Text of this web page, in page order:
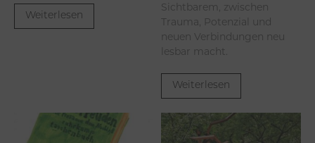
Weiterlesen
Sichtbarem, zwischen
Trauma, Potenzial und
neuen Verbindungen neu
lesbar macht.
Weiterlesen